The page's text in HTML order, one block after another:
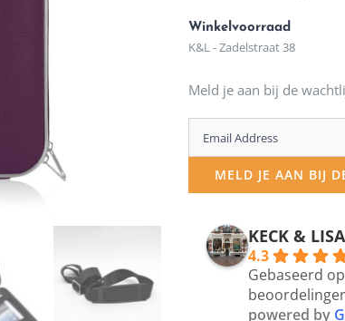
Winkelvoorraad
K&L - Zadelstraat 38
Meld je aan bij de
Enter
your
email
MELD JE AAN BIJ
KECK & LISA
4.3
Gebaseerd
powered by G
rosawillemijn
Ik was een dagje in Utrecht
en ik kwam deze leuke
12
Waarom in
de woonwinkel